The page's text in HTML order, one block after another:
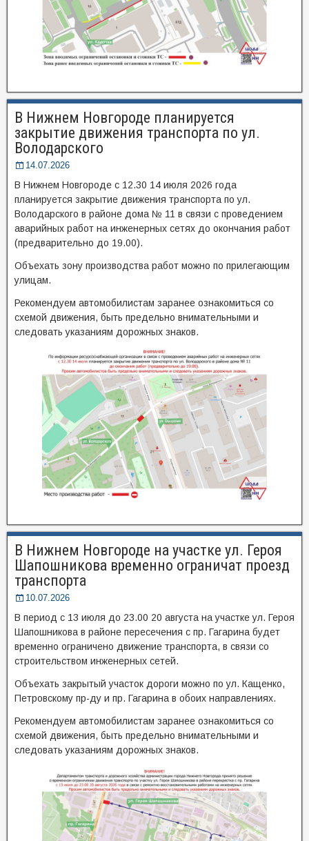
В Нижнем Новгороде планируется
закрытие движения транспорта по ул.
Володарского
14.07.2026
В Нижнем Новгороде с 12.30 14 июля 2026 года
планируется закрытие движения транспорта по ул.
Володарского в районе дома № 11 в связи с проведением
аварийных работ на инженерных сетях до окончания работ
(предварительно до 19.00).
Объехать зону производства работ можно по прилегающим
улицам.
Рекомендуем автомобилистам заранее ознакомиться со
схемой движения, быть предельно внимательными и
следовать указаниям дорожных знаков.
В Нижнем Новгороде на участке ул. Героя
Шапошникова временно ограничат проезд
транспорта
10.07.2026
В период с 13 июля до 23.00 20 августа на участке ул. Героя
Шапошникова в районе пересечения с пр. Гагарина будет
временно ограничено движение транспорта, в связи со
строительством инженерных сетей.
Объехать закрытый участок дороги можно по ул. Кащенко,
Петровскому пр-ду и пр. Гагарина в обоих направлениях.
Рекомендуем автомобилистам заранее ознакомиться со
схемой движения, быть предельно внимательными и
следовать указаниям дорожных знаков.